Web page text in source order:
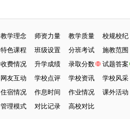
教学理念 师资力量 教学质量
校规校纪
特色课程 班级设置 分班考试
施教范围
收费情况 升学成绩 录取分数
试题答案
网友互动 学校点评 学校资讯
学校风采
住宿情况 作息时间 作业情况
课外活动
管理模式 对比记录 高校对比